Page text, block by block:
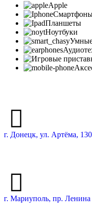
Apple
Планшеты
Ноутбуки
г. Донецк, ул. Артёма,
г. Мариуполь, пр.